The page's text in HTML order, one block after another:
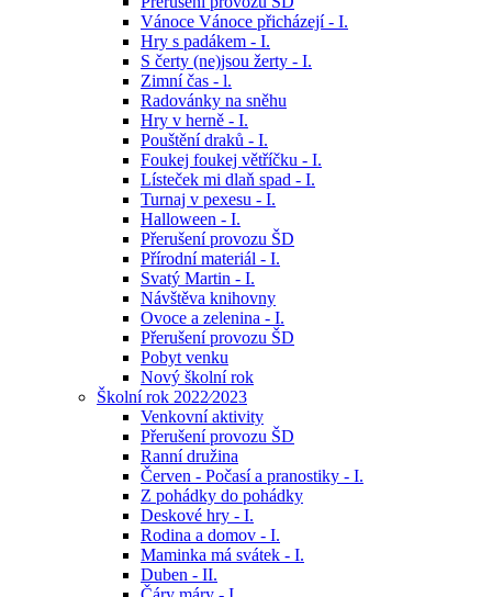
Vánoce Vánoce přicházejí - I.
Hry s padákem - I.
S čerty (ne)jsou žerty - I.
Zimní čas - l.
Radovánky na sněhu
Hry v herně - I.
Pouštění draků - I.
Foukej foukej větříčku - I.
Lísteček mi dlaň spad - I.
Turnaj v pexesu - I.
Halloween - I.
Přerušení provozu ŠD
Přírodní materiál - I.
Svatý Martin - I.
Návštěva knihovny
Ovoce a zelenina - I.
Přerušení provozu ŠD
Pobyt venku
Nový školní rok
Školní rok 2022⁄2023
Venkovní aktivity
Přerušení provozu ŠD
Ranní družina
Červen - Počasí a pranostiky - I.
Z pohádky do pohádky
Deskové hry - I.
Rodina a domov - I.
Maminka má svátek - I.
Duben - II.